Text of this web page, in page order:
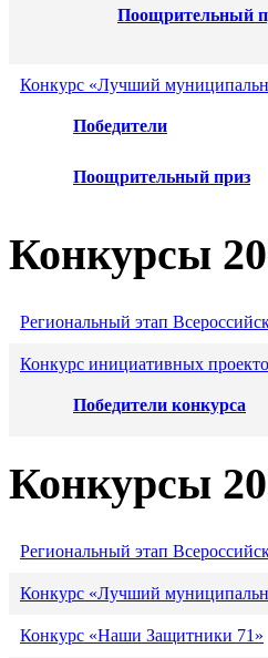
Поощрительный
Конкурс «Лучший
Победители
Поощрительный приз
Конкурсы
Региональный этап
Конкурс инициативных
Победители конкурса
Конкурсы
Региональный этап
Конкурс «Лучший
Конкурс «Наши Защитники 71»